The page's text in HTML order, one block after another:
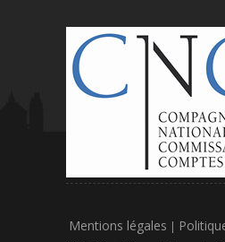
Mentions légales |